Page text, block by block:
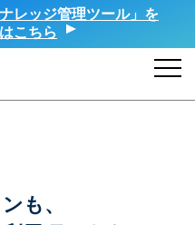
レッジ管理ツール」を
こちら
も、